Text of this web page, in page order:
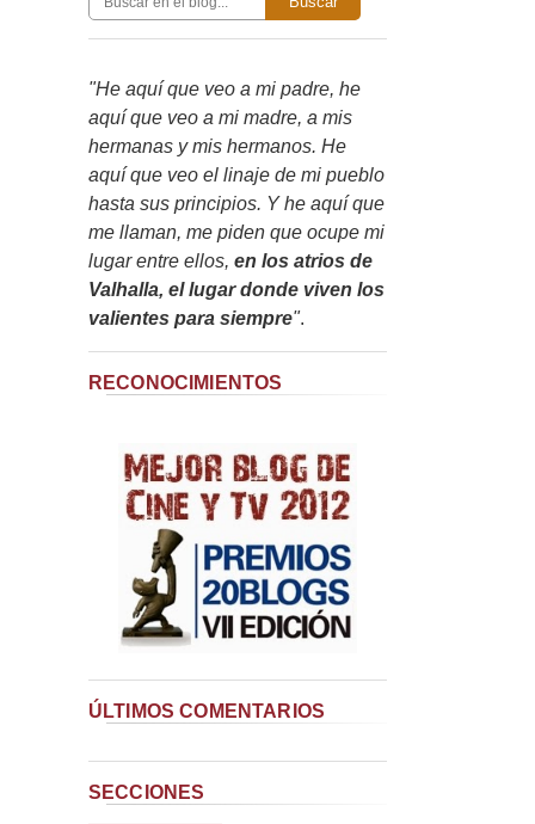
"He aquí que veo a mi padre, he
aquí que veo a mi madre, a mis
hermanas y mis hermanos. He
aquí que veo el linaje de mi pueblo
hasta sus principios. Y he aquí que
me llaman, me piden que ocupe mi
lugar entre ellos, en los atrios de
Valhalla, el lugar donde viven los
valientes para siempre".
RECONOCIMIENTOS
ÚLTIMOS COMENTARIOS
SECCIONES